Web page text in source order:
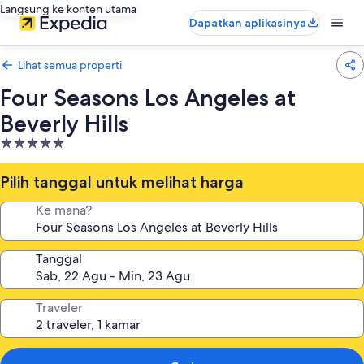
Langsung ke konten utama
Dapatkan aplikasinya
Lihat semua properti
Four Seasons Los Angeles at
Beverly Hills
Properti
bintang
5.0
Pilih tanggal untuk melihat harga
Ke mana?
Tanggal
Traveler